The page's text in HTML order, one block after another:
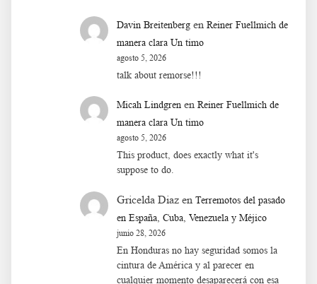
Davin Breitenberg en Reiner Fuellmich de
manera clara Un timo
agosto 5, 2026
talk about remorse!!!
Micah Lindgren en Reiner Fuellmich de
manera clara Un timo
agosto 5, 2026
This product, does exactly what it's
suppose to do.
Gricelda Diaz en Terremotos del pasado
en España, Cuba, Venezuela y Méjico
junio 28, 2026
En Honduras no hay seguridad somos la
cintura de América y al parecer en
cualquier momento desaparecerá con esa